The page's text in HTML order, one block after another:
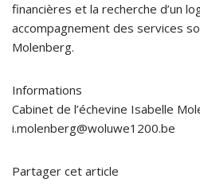
financières et la recherche d’un
accompagnement des services
Molenberg.
Informations
Cabinet de l’échevine Isabelle
i.molenberg@woluwe1200.be
Partager cet article